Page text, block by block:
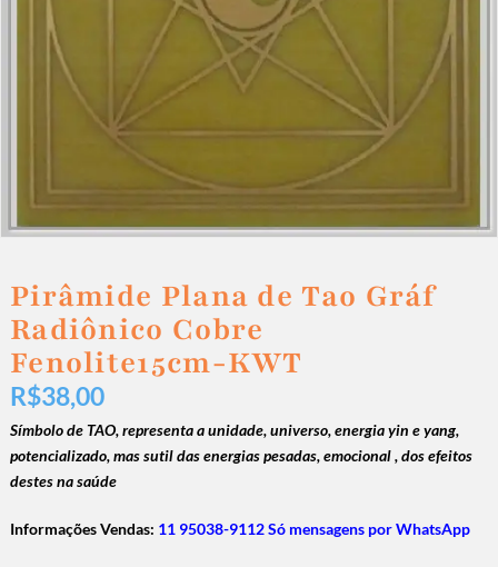
Pirâmide Plana de Tao Gráf
Radiônico Cobre
Fenolite15cm-KWT
R$38,00
Símbolo de TAO, representa a unidade, universo, energia yin e yang,
potencializado, mas sutil das energias pesadas, emocional , dos efeitos
destes na saúde
Informações Vendas: 11 95038-9112 Só mensagens por WhatsApp